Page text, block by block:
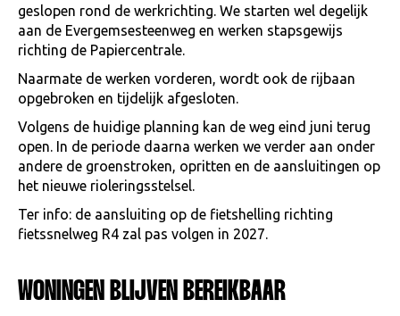
geslopen rond de werkrichting. We starten wel degelijk
aan de Evergemsesteenweg en werken stapsgewijs
richting de Papiercentrale.
Naarmate de werken vorderen, wordt ook de rijbaan
opgebroken en tijdelijk afgesloten.
Volgens de huidige planning kan de weg eind juni terug
open. In de periode daarna werken we verder aan onder
andere de groenstroken, opritten en de aansluitingen op
het nieuwe rioleringsstelsel.
Ter info: de aansluiting op de fietshelling richting
fietssnelweg R4 zal pas volgen in 2027.
WONINGEN BLIJVEN BEREIKBAAR